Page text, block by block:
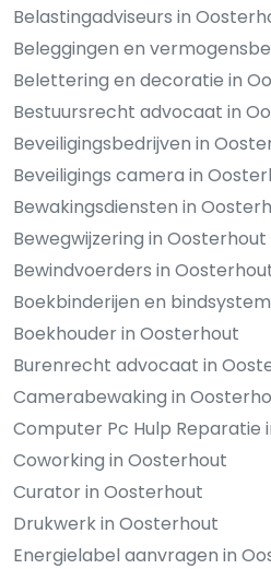
Belastingadviseurs in
Beleggingen en
Belettering en decoratie in
Bestuursrecht advocaat in
Beveiligingsbedrijven in
Beveiligings camera in
Bewakingsdiensten in
Bewegwijzering in Oosterhout
Bewindvoerders in
Boekbinderijen en
Boekhouder in Oosterhout
Burenrecht advocaat in
Camerabewaking in
Computer Pc Hulp Reparatie
Coworking in Oosterhout
Curator in Oosterhout
Drukwerk in Oosterhout
Energielabel aanvragen in